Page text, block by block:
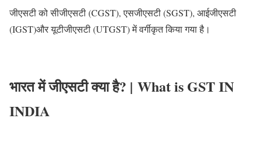
जीएसटी को सीजीएसटी (CGST), एसजीएसटी (SGST), आईजीएसटी
(IGST)और यूटीजीएसटी (UTGST) में वर्गीकृत किया गया है।
भारत में जीएसटी क्या है? | What is GST IN
INDIA